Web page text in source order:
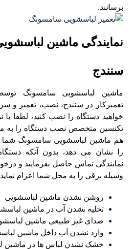
برسانند.
نمایندگی ماشین
سنندج
ماشین لباسشویی سامسونگ
تعمیرکار در سنندج، نصب، تعمیر
خواهید دستگاه را نصب کنید، لطفا با
تکنسین متخصص نصب دستگاه را به
هم ماشین لباسشویی سامسونگ شما
را نشان می دهد، بدون آنکه
نمایندگی تماس حاصل بفرمایید و
وسیله برقی را به محل شما اعزام
روشن نشدن ماشین لباسشویی
تخلیه نشدن آب در ماشین
صدای غیر طبیعی ماشین
وارد نشدن آب داخل ماشین
خشک نشدن لباس ها در ماشین